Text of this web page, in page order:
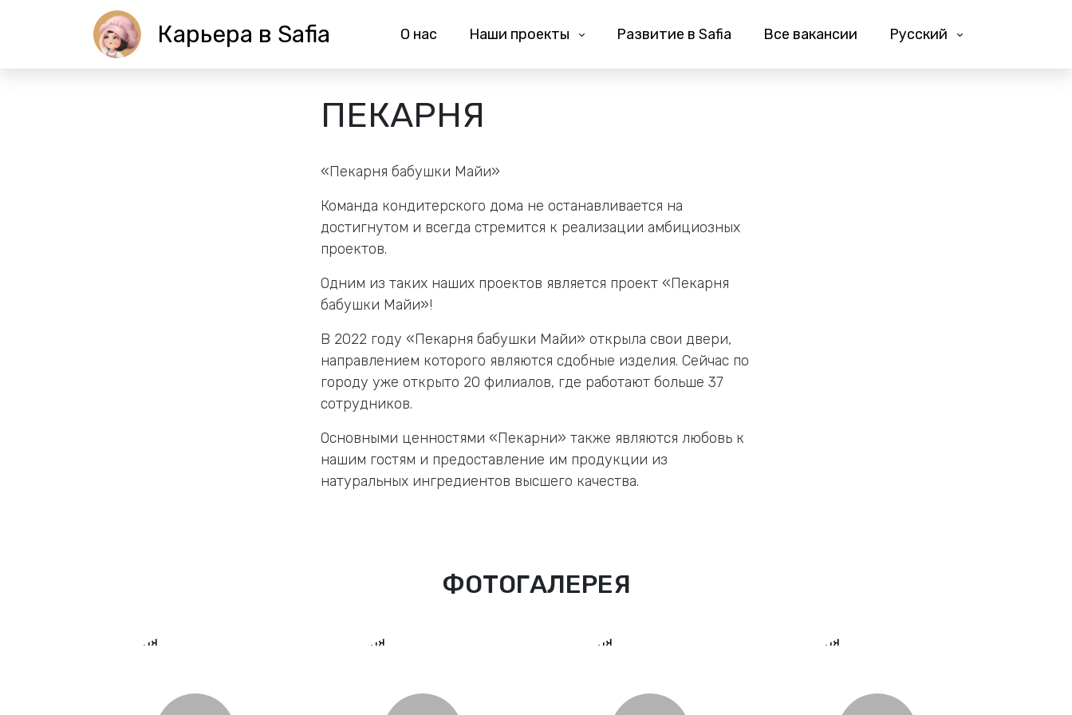
Карьера в Safia О нас Наши проекты Развитие в Safia Все вакансии Русский
ПЕКАРНЯ
«Пекарня бабушки Майи»
Команда кондитерского дома не останавливается на
достигнутом и всегда стремится к реализации амбициозных
проектов.
Одним из таких наших проектов является проект «Пекарня
бабушки Майи»!
В 2022 году «Пекарня бабушки Майи» открыла свои двери,
направлением которого являются сдобные изделия. Сейчас по
городу уже открыто 20 филиалов, где работают больше 37
сотрудников.
Основными ценностями «Пекарни» также являются любовь к
нашим гостям и предоставление им продукции из
натуральных ингредиентов высшего качества.
ФОТОГАЛЕРЕЯ